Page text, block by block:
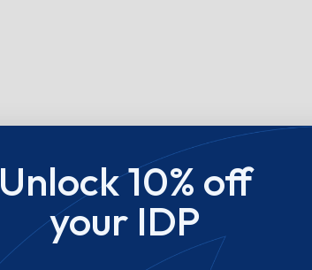
Unlock 10% off
your IDP